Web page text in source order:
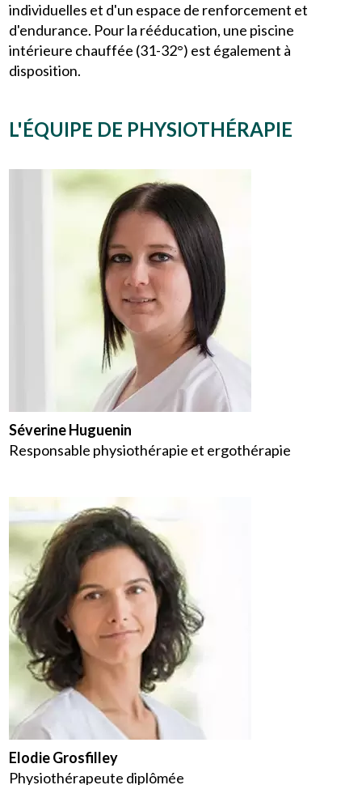
individuelles et d'un espace de renforcement et
d'endurance. Pour la rééducation, une piscine
intérieure chauffée (31-32°) est également à
disposition.
L'ÉQUIPE DE PHYSIOTHÉRAPIE
Séverine Huguenin
Responsable physiothérapie et ergothérapie
Elodie Grosfilley
Physiothérapeute diplômée